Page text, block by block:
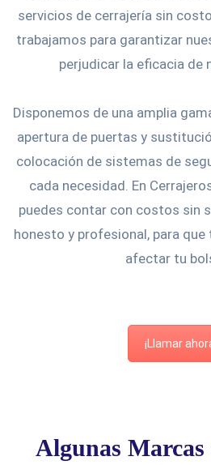
servicios de cerrajería sin
trabajamos para garantizar
perjudicar la eficacia de
Disponemos de una amplia
apertura de puertas y
colocación de sistemas de
cada necesidad. En
puedes contar con costos sin
honesto y profesional, para
afectar tu
¡Llamar
Algunas Marcas